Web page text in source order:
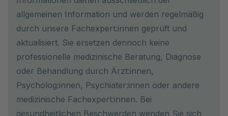
allgemeinen Information und werden regelmäßig
durch unsere Fachexpert:innen geprüft und
aktualisiert. Sie ersetzen dennoch keine
professionelle medizinische Beratung, Diagnose
oder Behandlung durch Ärzt:innen,
Psycholog:innen, Psychiater:innen oder andere
medizinische Fachexpert:innen. Bei
gesundheitlichen Beschwerden wenden Sie sich